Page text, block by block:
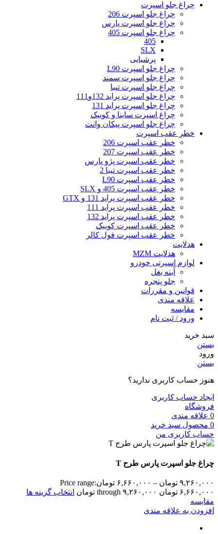
چراغ جلو اسپرت
چراغ جلو اسپرت 206
چراغ جلو اسپرت پارس
چراغ جلو اسپرت 405
405
SLX
پرشیایی
چراغ جلو اسپرت L90
چراغ جلو اسپرت سمند
چراغ جلو اسپرت تیبا
چراغ جلو اسپرت پراید 132و111
چراغ جلو اسپرت پراید 131
چراغ اسپرت ساینا و کوییک
چراغ جلو اسپرت پیکان وانت
خطر عقب اسپرت
خطر عقب اسپرت 206
خطر عقب اسپرت 207
خطر عقب اسپرت پژو پارس
خطر عقب اسپرت تیبا 2
خطر عقب اسپرت L90
خطر عقب اسپرت 405 و SLX
خطر عقب اسپرت پراید 131 و GTX
خطر عقب اسپرت پراید 111
خطر عقب اسپرت پراید 132
خطر عقب اسپرت کوییک
خطر عقب اسپرت فول کالر
هدلایت
هدلایت MZM
لوازم اسپرتی خودرو
آینه بغل
جلو پنجره
قوانین و مقررات
علاقه مندی
مقایسه
ورود / ثبت نام
سبد خرید
بستن
ورود
بستن
هنوز حساب کاربری ندارید؟
ایجاد حساب کاربری
فروشگاه
0 علاقه مندی
0 محصول سبد خرید
حساب کاربری من
چراغ جلو اسپرت پارس طرح T
۹,۲۶۰,۰۰۰ تومان – ۶,۶۶۰,۰۰۰ تومانPrice range:
۶,۶۶۰,۰۰۰ تومان through ۹,۲۶۰,۰۰۰ تومان
انتخاب گزینه ها
مقایسه
افزودن به علاقه مندی